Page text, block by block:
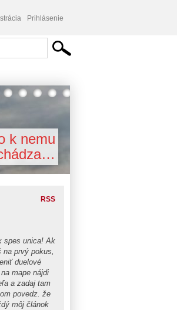
Prihlásenie
k nemu
RSS
spes unica! Ak
na prvý pokus,
duelové
mape nájdi
a zadaj tam
povedz. že
môj článok